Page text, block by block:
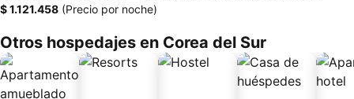
‎$ 1.121.458 (Precio por noche)
Otros hospedajes en Corea del Sur